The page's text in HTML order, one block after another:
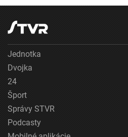
Jednotka
Dvojka
24
Šport
Správy STVR
Podcasty